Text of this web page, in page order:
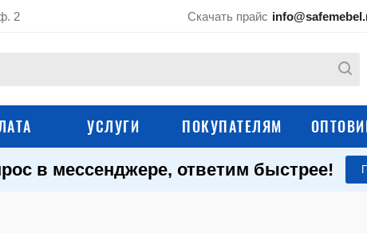
2 Скачать прайс
Опалубка Строительные
УСЛУГИ ПОКУПАТЕЛЯМ
в мессенджере, ответим быстрее!